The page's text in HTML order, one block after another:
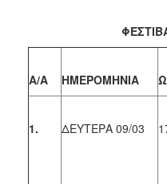
Α/Α ΗΜΕΡΟΜΗΝΙΑ
1. ΔΕΥΤΕΡΑ 09/03